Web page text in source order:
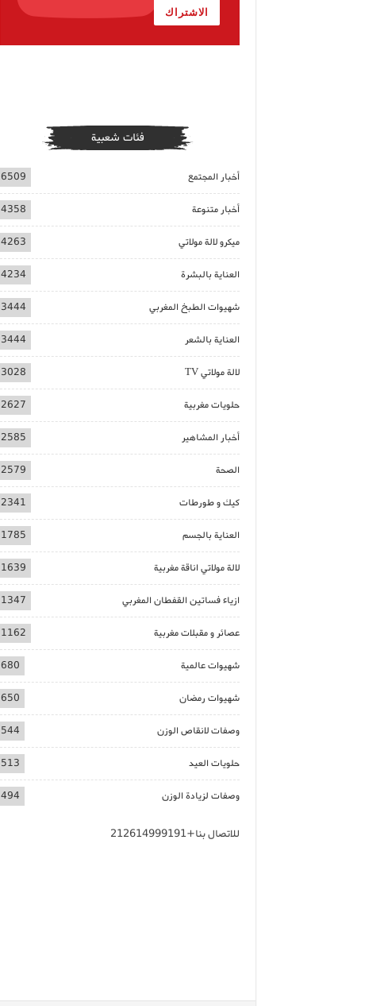
الاشتراك
فئات شعبية
أخبار المجتمع 6509
أخبار متنوعة 4358
ميكرو لالة مولاتي 4263
العناية بالبشرة 4234
شهيوات الطبخ المغربي 3444
العناية بالشعر 3444
لالة مولاتي TV 3028
حلويات مغربية 2627
أخبار المشاهير 2585
الصحة 2579
كيك و طورطات 2341
العناية بالجسم 1785
لالة مولاتي اناقة مغربية 1639
ازياء فساتين القفطان المغربي 1347
عصائر و مقبلات مغربية 1162
شهيوات عالمية 680
شهيوات رمضان 650
وصفات لانقاص الوزن 544
حلويات العيد 513
وصفات لزيادة الوزن 494
للاتصال بنا+212614999191